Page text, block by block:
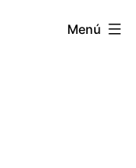
Menú